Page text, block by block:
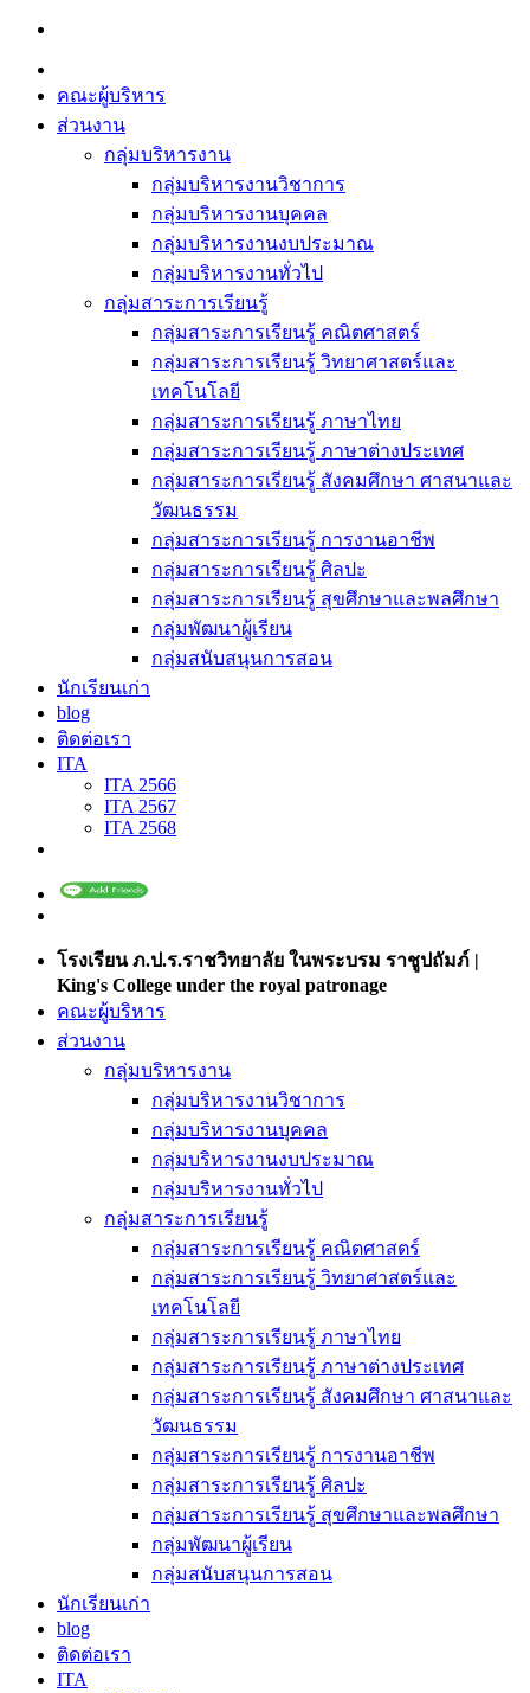
Skip
content
คณะผู้บริหาร
ส่วนงาน
กลุ่มบริหารงาน
กลุ่มบริหารงานวิชาการ
กลุ่มบริหารงานบุคคล
กลุ่มบริหารงานงบประมาณ
กลุ่มบริหารงานทั่วไป
กลุ่มสาระการเรียนรู้
กลุ่มสาระการเรียนรู้ คณิตศาสตร์
กลุ่มสาระการเรียนรู้ วิทยาศาสตร์และ
เทคโนโลยี
กลุ่มสาระการเรียนรู้ ภาษาไทย
กลุ่มสาระการเรียนรู้ ภาษาต่างประเทศ
กลุ่มสาระการเรียนรู้ สังคมศึกษา ศาสนาและ
วัฒนธรรม
กลุ่มสาระการเรียนรู้ การงานอาชีพ
กลุ่มสาระการเรียนรู้ ศิลปะ
กลุ่มสาระการเรียนรู้ สุขศึกษาและพลศึกษา
กลุ่มพัฒนาผู้เรียน
กลุ่มสนับสนุนการสอน
นักเรียนเก่า
blog
ติดต่อเรา
ITA
ITA 2566
ITA 2567
ITA 2568
โรงเรียน ภ.ป.ร.ราชวิทยาลัย ในพระบรม ราชูปถัมภ์ |
King's College under the royal patronage
คณะผู้บริหาร
ส่วนงาน
กลุ่มบริหารงาน
กลุ่มบริหารงานวิชาการ
กลุ่มบริหารงานบุคคล
กลุ่มบริหารงานงบประมาณ
กลุ่มบริหารงานทั่วไป
กลุ่มสาระการเรียนรู้
กลุ่มสาระการเรียนรู้ คณิตศาสตร์
กลุ่มสาระการเรียนรู้ วิทยาศาสตร์และ
เทคโนโลยี
กลุ่มสาระการเรียนรู้ ภาษาไทย
กลุ่มสาระการเรียนรู้ ภาษาต่างประเทศ
กลุ่มสาระการเรียนรู้ สังคมศึกษา ศาสนาและ
วัฒนธรรม
กลุ่มสาระการเรียนรู้ การงานอาชีพ
กลุ่มสาระการเรียนรู้ ศิลปะ
กลุ่มสาระการเรียนรู้ สุขศึกษาและพลศึกษา
กลุ่มพัฒนาผู้เรียน
กลุ่มสนับสนุนการสอน
นักเรียนเก่า
blog
ติดต่อเรา
ITA